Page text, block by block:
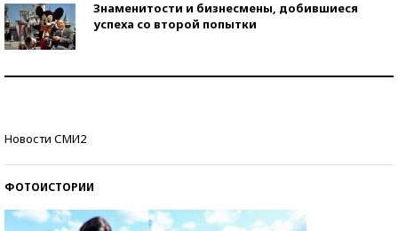
Знаменитости и бизнесмены, добившиеся
успеха со второй попытки
Новости СМИ2
ФОТОИСТОРИИ